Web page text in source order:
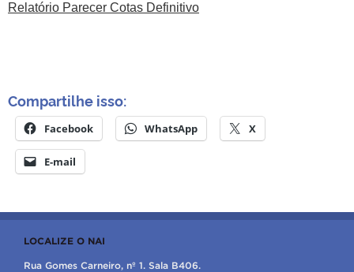
Relatório Parecer Cotas Definitivo
Compartilhe isso:
Facebook WhatsApp X
E-mail
LOCALIZE O NAI
Rua Gomes Carneiro, nº 1. Sala B406.